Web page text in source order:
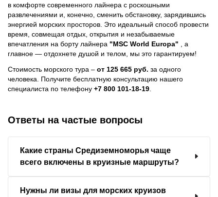
в комфорте современного лайнера с роскошными
развлечениями и, конечно, сменить обстановку, зарядившись
энергией морских просторов. Это идеальный способ провести
время, совмещая отдых, открытия и незабываемые
впечатления на борту лайнера "MSC World Europa"
, a
главное — отдохнете душой и телом, мы это гарантируем!
Стоимость морского тура – от 125 665 руб. за одного
человека. Получите бесплатную консультацию нашего
специалиста по телефону +7 800 101-18-19
Ответы на частые вопросы
Какие страны Средиземноморья чаще
всего включены в круизные маршруты?
Нужны ли визы для морских круизов